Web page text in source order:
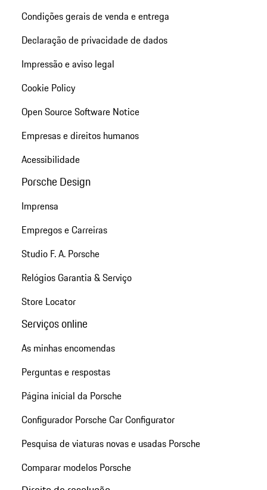
Condições gerais de venda e entrega
Declaração de privacidade de dados
Impressão e aviso legal
Cookie Policy
Open Source Software Notice
Empresas e direitos humanos
Acessibilidade
Porsche Design
Imprensa
Empregos e Carreiras
Studio F. A. Porsche
Relógios Garantia & Serviço
Store Locator
Serviços online
As minhas encomendas
Perguntas e respostas
Página inicial da Porsche
Configurador Porsche Car Configurator
Pesquisa de viaturas novas e usadas Porsche
Comparar modelos Porsche